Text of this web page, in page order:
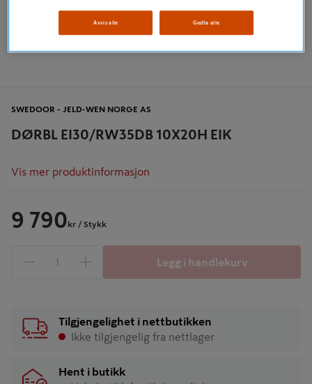
DØRBL EI30/RW35DB 10X20H EIK
SWEDOOR - JELD-WEN NORGE AS
Vis mer produktinformasjon
9 790 kr / Stykk
1 produkter
Legg i handlekurv
Tilgjengelighet i nettbutikken
Ikke tilgjengelig fra nettlager
Hent i butikk
Avvis alle Godta alle